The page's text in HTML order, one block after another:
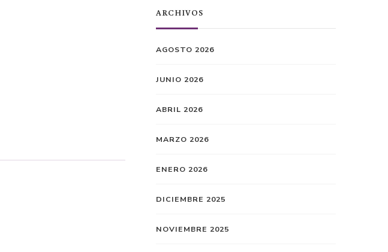
ARCHIVOS
AGOSTO 2026
JUNIO 2026
ABRIL 2026
MARZO 2026
ENERO 2026
DICIEMBRE 2025
NOVIEMBRE 2025